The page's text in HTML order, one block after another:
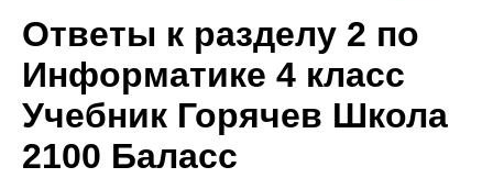
Ответы к разделу 2 по
Информатике 4 класс
Учебник Горячев Школа
2100 Баласс